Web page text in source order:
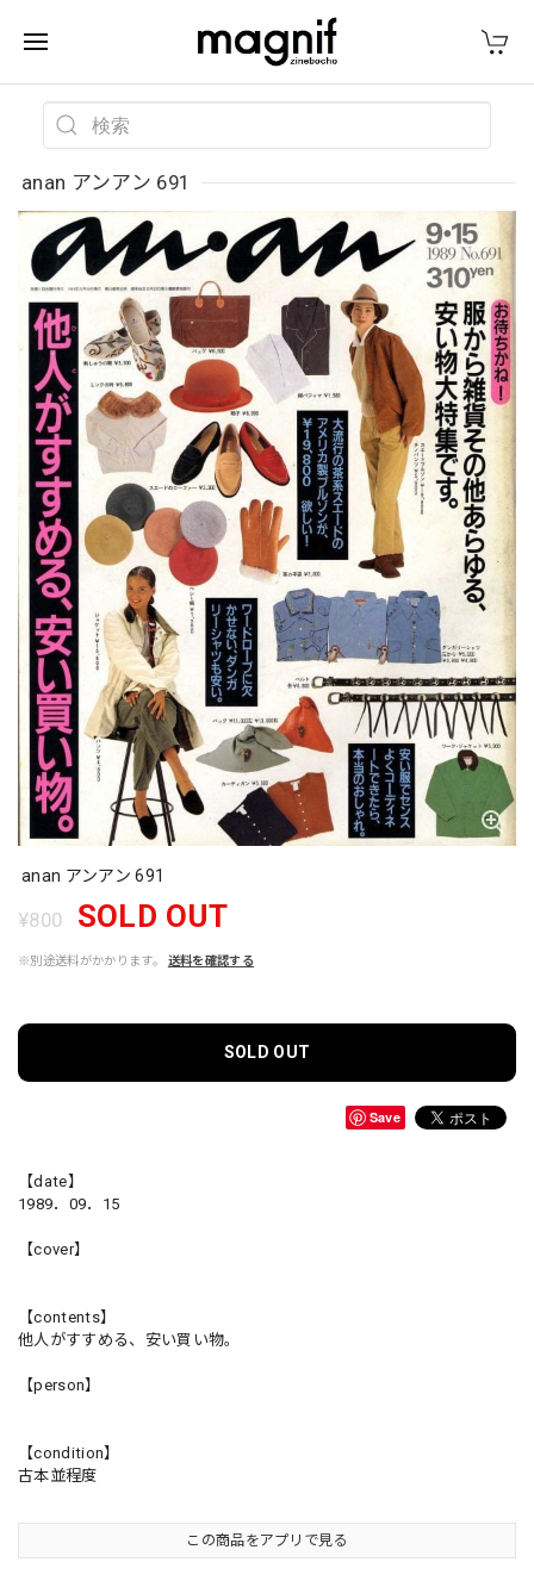
anan アンアン 691
anan アンアン 691
¥800 SOLD OUT
※別途送料がかかります。 送料を確認する
SOLD OUT
Save
【date】
1989．09．15
【cover】
【contents】
他人がすすめる、安い買い物。
【person】
【condition】
古本並程度
この商品をアプリで見る